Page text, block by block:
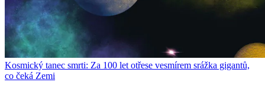
Kosmický tanec smrti: Za 100 let otřese vesmírem srážka gigantů,
co čeká Zemi